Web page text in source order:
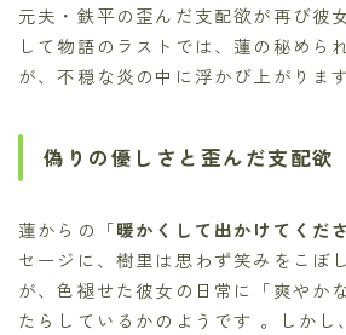
元夫・鉄平の歪んだ支配欲が再び彼
して物語のラストでは、蓮の秘めら
が、不穏な炎の中に浮かび上がります
偽りの優しさと歪んだ支配欲
蓮からの「暖かくして出かけてくだ
セージに、樹里は思わず笑みをこぼ
が、色褪せた彼女の日常に「爽やか
たらしているかのようです 。しかし